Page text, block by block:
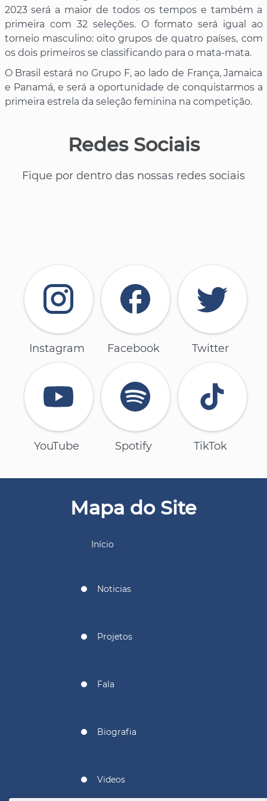
2023 será a maior de todos os tempos e também a
primeira com 32 seleções. O formato será igual ao
torneio masculino: oito grupos de quatro países, com
os dois primeiros se classificando para o mata-mata.
O Brasil estará no Grupo F, ao lado de França, Jamaica
e Panamá, e será a oportunidade de conquistarmos a
primeira estrela da seleção feminina na competição.
Redes Sociais
Fique por dentro das nossas redes sociais
Instagram Facebook Twitter
YouTube Spotify TikTok
Mapa do Site
Início
Noticias
Projetos
Fala
Biografia
Videos